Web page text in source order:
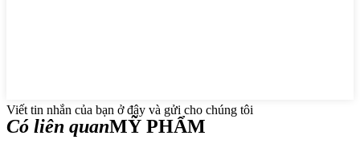
Viết tin nhắn của bạn ở đây và gửi cho chúng tôi
Có liên quanMỸ PHẨM